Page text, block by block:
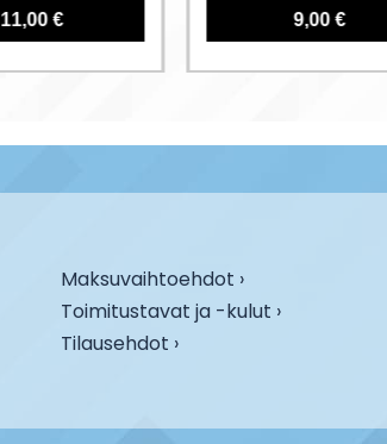
11,00 € 9,00 €
Maksuvaihtoehdot ›
Toimitustavat ja -kulut ›
Tilausehdot ›